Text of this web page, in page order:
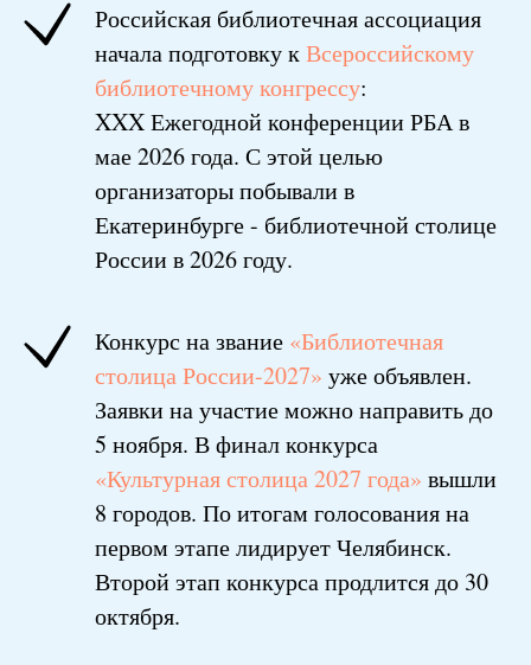
Российская библиотечная ассоциация
начала подготовку кВсероссийскому
библиотечному конгрессу:
XXX Ежегодной конференции РБА в
мае 2026 года. С этой целью
организаторы побывали в
Екатеринбурге - библиотечной столице
России в 2026 году.
Конкурс на звание «Библиотечная
столица России-2027» уже объявлен.
Заявки на участие можно направить до
5 ноября. В финал конкурса
«Культурная столица 2027 года» вышли
8 городов. По итогам голосования на
первом этапе лидирует Челябинск.
Второй этап конкурса продлится до 30
октября.